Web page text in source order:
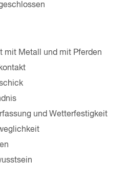
mit Metall und mit Pferden
und Wetterfestigkeit